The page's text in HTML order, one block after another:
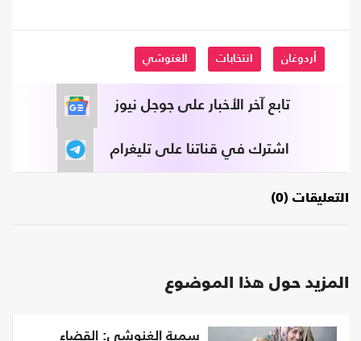
أردوغان انتخابات الغنوشي
تابع آخر الأخبار على جوجل نيوز
اشترك في قناتنا على تليغرام
التعليقات (0)
المزيد حول هذا الموضوع
سمية الغنوشي: القضاء